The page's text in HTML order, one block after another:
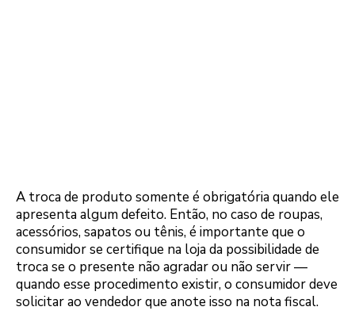
A troca de produto somente é obrigatória quando ele
apresenta algum defeito. Então, no caso de roupas,
acessórios, sapatos ou tênis, é importante que o
consumidor se certifique na loja da possibilidade de
troca se o presente não agradar ou não servir —
quando esse procedimento existir, o consumidor deve
solicitar ao vendedor que anote isso na nota fiscal.